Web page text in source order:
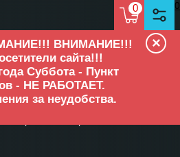
0 0
ВНИМАНИЕ!!!
сайта!!!
Суббота - Пункт
- НЕ РАБОТАЕТ.
за неудобства.
×
ДИЛЕР